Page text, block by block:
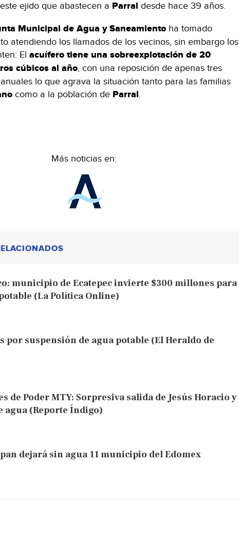
ejido que abastecen a Parral desde hace 39 años.
Municipal de Agua y Saneamiento ha tomado
atendiendo los llamados de los vecinos, sin embargo los
El acuífero tiene una sobreexplotación de 20
cúbicos al año, con una reposición de apenas tres
lo que agrava la situación tanto para las familias
como a la población de Parral.
Más noticias en:
municipio de Ecatepec invierte $300 millones para
(La Política Online)
por suspensión de agua potable (El Heraldo de
de Poder MTY: Sorpresiva salida de Jesús Horacio y
agua (Reporte Índigo)
dejará sin agua 11 municipio del Edomex